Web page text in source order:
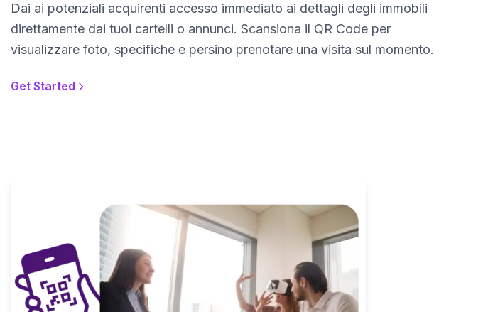
Dai ai potenziali acquirenti accesso immediato ai dettagli degli immobili
direttamente dai tuoi cartelli o annunci. Scansiona il QR Code per
visualizzare foto, specifiche e persino prenotare una visita sul momento.
Get Started